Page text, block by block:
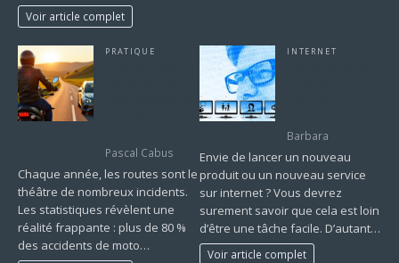
Voir article complet
PRATIQUE
Pascal Cabus
Chaque année, les routes sont le
théâtre de nombreux incidents.
Les statistiques révèlent une
réalité frappante : plus de 80 %
des accidents de moto…
INTERNET
Barbara
Envie de lancer un nouveau
produit ou un nouveau service
sur internet ? Vous devrez
surement savoir que cela est loin
d’être une tâche facile. D’autant…
Voir article complet